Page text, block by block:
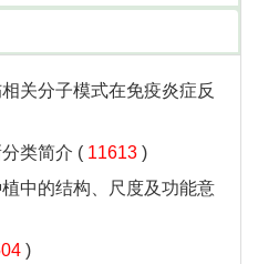
关分子模式在免疫炎症反
类简介 ( 11613 )
中的结构、尺度及功能意
)